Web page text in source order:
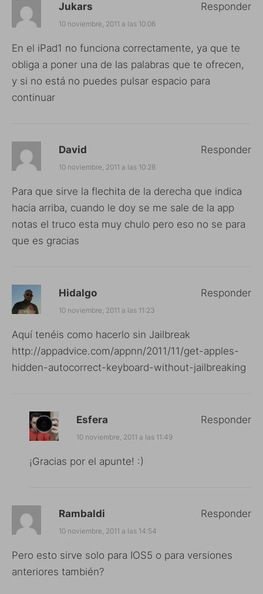
Jukars
10 noviembre, 2011 a las 10:06
En el iPad1 no funciona correctamente, ya que te
obliga a poner una de las palabras que te ofrecen,
y si no está no puedes pulsar espacio para
continuar
Responder
David
10 noviembre, 2011 a las 10:28
Para que sirve la flechita de la derecha que indica
hacia arriba, cuando le doy se me sale de la app
notas el truco esta muy chulo pero eso no se para
que es gracias
Responder
Hidalgo
10 noviembre, 2011 a las 11:23
Aquí tenéis como hacerlo sin Jailbreak
http://appadvice.com/appnn/2011/11/get-apples-
hidden-autocorrect-keyboard-without-jailbreaking
Responder
Esfera
10 noviembre, 2011 a las 11:49
¡Gracias por el apunte! :)
Responder
Rambaldi
10 noviembre, 2011 a las 14:54
Pero esto sirve solo para IOS5 o para versiones
anteriores también?
Responder